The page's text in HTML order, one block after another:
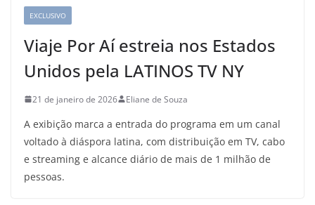
EXCLUSIVO
Viaje Por Aí estreia nos Estados
Unidos pela LATINOS TV NY
21 de janeiro de 2026 Eliane de Souza
A exibição marca a entrada do programa em um canal
voltado à diáspora latina, com distribuição em TV, cabo
e streaming e alcance diário de mais de 1 milhão de
pessoas.